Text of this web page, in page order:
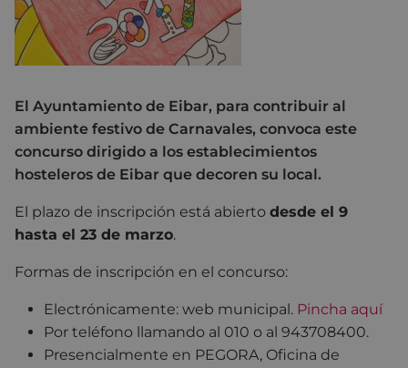
El Ayuntamiento de Eibar, para contribuir al
ambiente festivo de Carnavales, convoca este
concurso dirigido a los establecimientos
hosteleros de Eibar que decoren su local.
El plazo de inscripción está abierto desde el 9
hasta el 23 de marzo.
Formas de inscripción en el concurso:
Electrónicamente: web municipal. Pincha aquí
Por teléfono llamando al 010 o al 943708400.
Presencialmente en PEGORA, Oficina de